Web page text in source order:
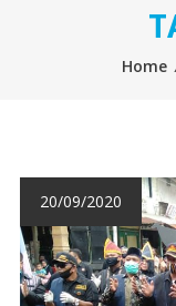
Home
20/09/2020